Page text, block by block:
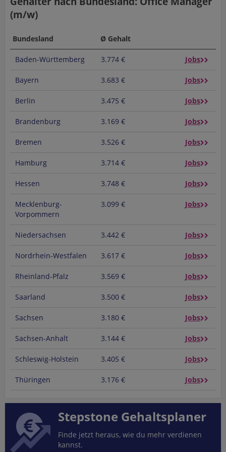
(m/w)
Bundesland Ø Gehalt
Baden-Württemberg 3.774 € Jobs
Bayern 3.683 € Jobs
Berlin 3.475 € Jobs
Brandenburg 3.169 € Jobs
Bremen 3.526 € Jobs
Hamburg 3.714 € Jobs
Hessen 3.748 € Jobs
Mecklenburg-
Vorpommern
3.099 € Jobs
Niedersachsen 3.442 € Jobs
Nordrhein-Westfalen 3.617 € Jobs
Rheinland-Pfalz 3.569 € Jobs
Saarland 3.500 € Jobs
Sachsen 3.180 € Jobs
Sachsen-Anhalt 3.144 € Jobs
Schleswig-Holstein 3.405 € Jobs
Thüringen 3.176 € Jobs
Stepstone Gehaltsplaner
Finde jetzt heraus, wie du mehr verdienen
kannst.